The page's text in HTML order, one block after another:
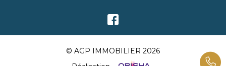
© AGP IMMOBILIER 2026